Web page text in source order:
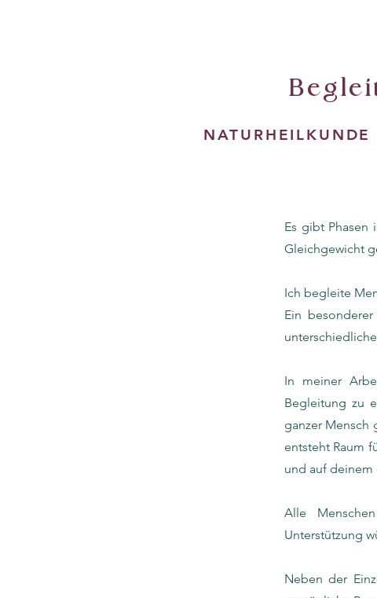
Es gibt Phasen
Gleichgewicht
Ich begleite
Ein
In meiner
Begleitung zu
ganzer Mensch
entsteht Raum
und auf
Alle
Unterstützung
Neben der